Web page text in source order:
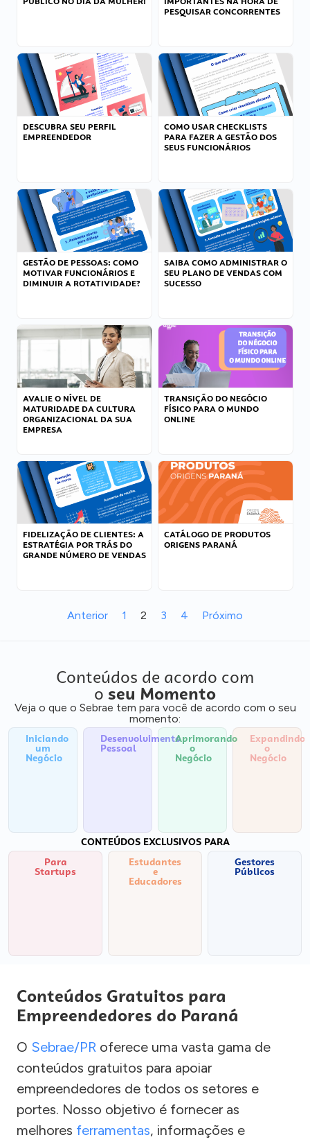
PESQUISAR CONCORRENTES
DESCUBRA SEU PERFIL
EMPREENDEDOR
COMO USAR CHECKLISTS
PARA FAZER A GESTÃO DOS
SEUS FUNCIONÁRIOS
GESTÃO DE PESSOAS: COMO
MOTIVAR FUNCIONÁRIOS E
DIMINUIR A ROTATIVIDADE?
SAIBA COMO ADMINISTRAR O
SEU PLANO DE VENDAS COM
SUCESSO
AVALIE O NÍVEL DE
MATURIDADE DA CULTURA
ORGANIZACIONAL DA SUA
EMPRESA
TRANSIÇÃO DO NEGÓCIO
FÍSICO PARA O MUNDO
ONLINE
FIDELIZAÇÃO DE CLIENTES: A
ESTRATÉGIA POR TRÁS DO
GRANDE NÚMERO DE VENDAS
CATÁLOGO DE PRODUTOS
ORIGENS PARANÁ
Anterior 1 2 3 4 Próximo
Conteúdos de acordo com
o seu Momento
Veja o que o Sebrae tem para você de acordo com o seu
momento:
Iniciando
um
Negócio
Desenvolvimento
Pessoal
Aprimorando
o
Negócio
Expandindo
o
Negócio
CONTEÚDOS EXCLUSIVOS PARA
Para
Startups
Estudantes
e
Educadores
Gestores
Públicos
Conteúdos Gratuitos para
Empreendedores do Paraná
O Sebrae/PR oferece uma vasta gama de
conteúdos gratuitos para apoiar
empreendedores de todos os setores e
portes. Nosso objetivo é fornecer as
melhores ferramentas, informações e